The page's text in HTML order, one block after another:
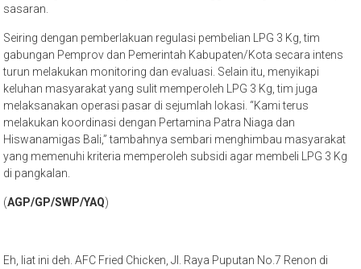
sasaran.
Seiring dengan pemberlakuan regulasi pembelian LPG 3 Kg, tim
gabungan Pemprov dan Pemerintah Kabupaten/Kota secara intens
turun melakukan monitoring dan evaluasi. Selain itu, menyikapi
keluhan masyarakat yang sulit memperoleh LPG 3 Kg, tim juga
melaksanakan operasi pasar di sejumlah lokasi. “Kami terus
melakukan koordinasi dengan Pertamina Patra Niaga dan
Hiswanamigas Bali,” tambahnya sembari menghimbau masyarakat
yang memenuhi kriteria memperoleh subsidi agar membeli LPG 3 Kg
di pangkalan.
(AGP/GP/SWP/YAQ)
Eh, liat ini deh. AFC Fried Chicken, Jl. Raya Puputan No.7 Renon di